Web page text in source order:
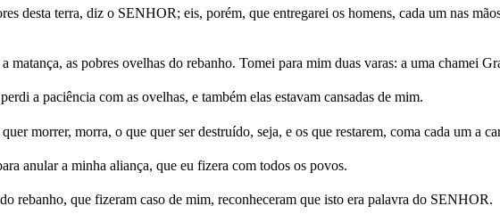
desta terra, diz o SENHOR; eis, porém, que entregarei os homens, cada um nas
matança, as pobres ovelhas do rebanho. Tomei para mim duas varas: a uma chamei
a paciência com as ovelhas, e também elas estavam cansadas de mim.
morrer, morra, o que quer ser destruído, seja, e os que restarem, coma cada um a
anular a minha aliança, que eu fizera com todos os povos.
rebanho, que fizeram caso de mim, reconheceram que isto era palavra do SENHOR.